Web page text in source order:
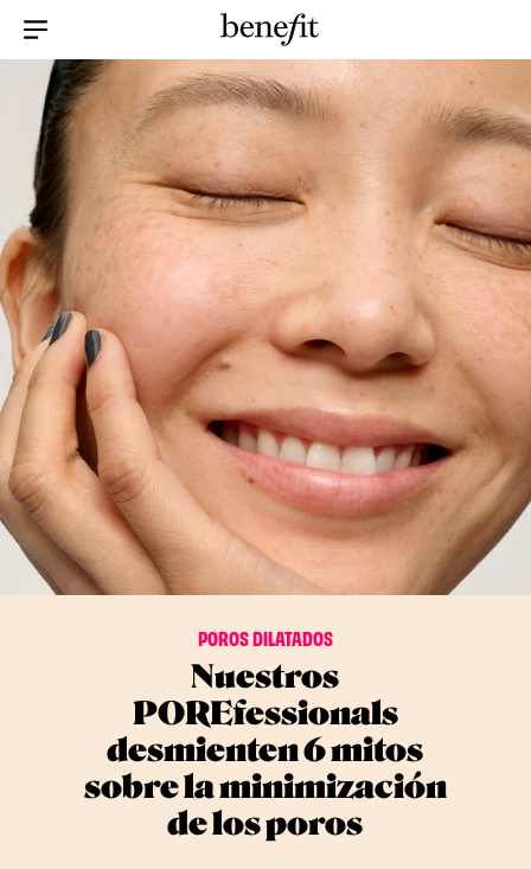
POROS DILATADOS
Nuestros
POREfessionals
desmienten 6 mitos
sobre la minimización
de los poros